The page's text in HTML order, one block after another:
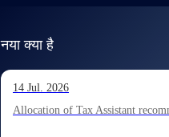
नया क्या है
14 Jul. 2026
Allocation of Tax Assistant